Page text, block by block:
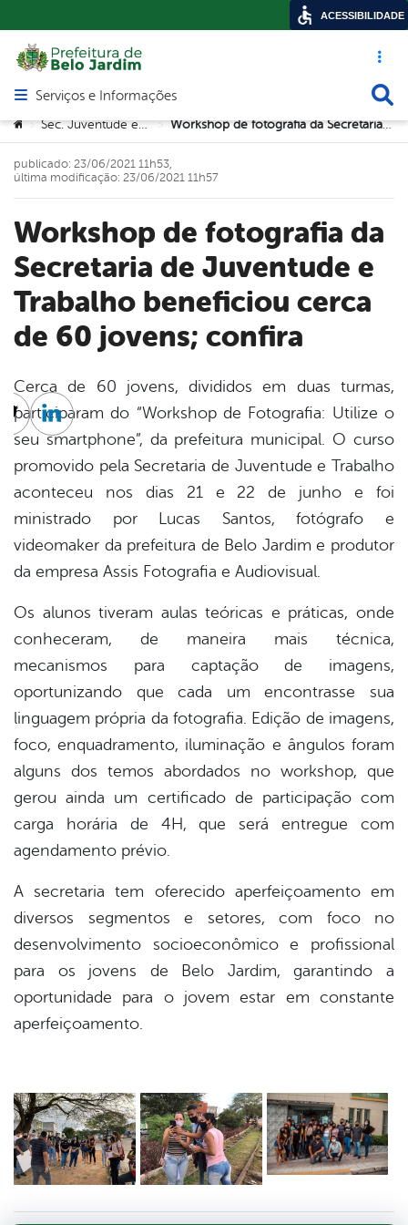
Acesso
Abrir menu principal de navegação
Serviços e Informações
Você está aqui:
> Sec. Juventude e Trabalho > Workshop de fotografia da Secretaria de Juventude e Trabalho beneficiou cerca de 60 jovens; confira
Workshop de fotografia da
Secretaria de Juventude e
Trabalho beneficiou cerca
de 60 jovens; confira
publicado: 23/06/2021 11h53,
última modificação: 23/06/2021 11h57
Cerca de 60 jovens, divididos em duas turmas,
participaram do “Workshop de Fotografia: Utilize o
seu smartphone”, da prefeitura municipal. O curso
promovido pela Secretaria de Juventude e Trabalho
aconteceu nos dias 21 e 22 de junho e foi
ministrado por Lucas Santos, fotógrafo e
videomaker da prefeitura de Belo Jardim e produtor
da empresa Assis Fotografia e Audiovisual.
Os alunos tiveram aulas teóricas e práticas, onde
conheceram, de maneira mais técnica,
mecanismos para captação de imagens,
oportunizando que cada um encontrasse sua
linguagem própria da fotografia. Edição de imagens,
foco, enquadramento, iluminação e ângulos foram
alguns dos temos abordados no workshop, que
gerou ainda um certificado de participação com
carga horária de 4H, que será entregue com
agendamento prévio.
A secretaria tem oferecido aperfeiçoamento em
diversos segmentos e setores, com foco no
desenvolvimento socioeconômico e profissional
para os jovens de Belo Jardim, garantindo a
oportunidade para o jovem estar em constante
aperfeiçoamento.
Twitter
Linkedin
ACESSIBILIDADE